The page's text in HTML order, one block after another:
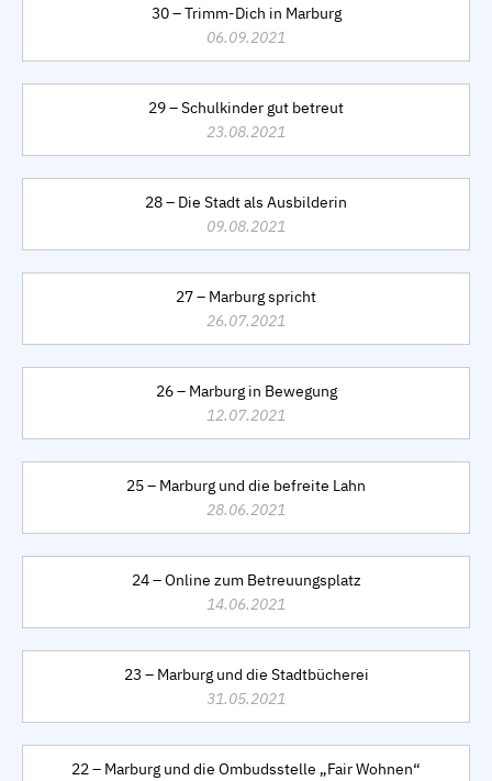
30 – Trimm-Dich in Marburg
06.09.2021
29 – Schulkinder gut betreut
23.08.2021
28 – Die Stadt als Ausbilderin
09.08.2021
27 – Marburg spricht
26.07.2021
26 – Marburg in Bewegung
12.07.2021
25 – Marburg und die befreite Lahn
28.06.2021
24 – Online zum Betreuungsplatz
14.06.2021
23 – Marburg und die Stadtbücherei
31.05.2021
22 – Marburg und die Ombudsstelle „Fair Wohnen“